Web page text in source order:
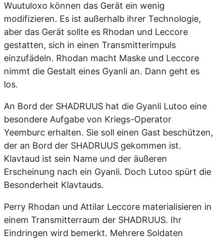
Wuutuloxo können das Gerät ein wenig
modifizieren. Es ist außerhalb ihrer Technologie,
aber das Gerät sollte es Rhodan und Leccore
gestatten, sich in einen Transmitterimpuls
einzufädeln. Rhodan macht Maske und Leccore
nimmt die Gestalt eines Gyanli an. Dann geht es
los.
An Bord der SHADRUUS hat die Gyanli Lutoo eine
besondere Aufgabe von Kriegs-Operator
Yeemburc erhalten. Sie soll einen Gast beschützen,
der an Bord der SHADRUUS gekommen ist.
Klavtaud ist sein Name und der äußeren
Erscheinung nach ein Gyanli. Doch Lutoo spürt die
Besonderheit Klavtauds.
Perry Rhodan und Attilar Leccore materialisieren in
einem Transmitterraum der SHADRUUS. Ihr
Eindringen wird bemerkt. Mehrere Soldaten